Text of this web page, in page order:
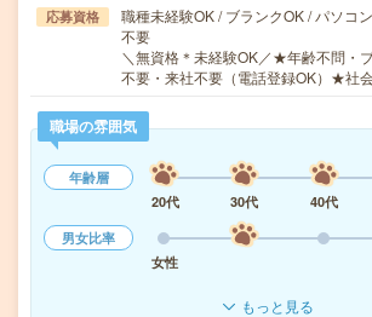
応募資格
職種未経験OK / ブランクOK / パソコ
不要
＼無資格＊未経験OK／★年齢不問・
不要・来社不要（電話登録OK）★社
職場の雰囲気
年齢層
20代
30代 40代
男女比率
女性
もっと見る